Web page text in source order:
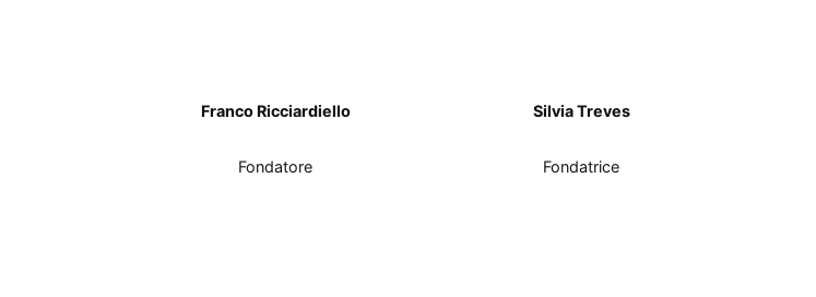
Franco Ricciardiello
Fondatore
Silvia Treves
Fondatrice